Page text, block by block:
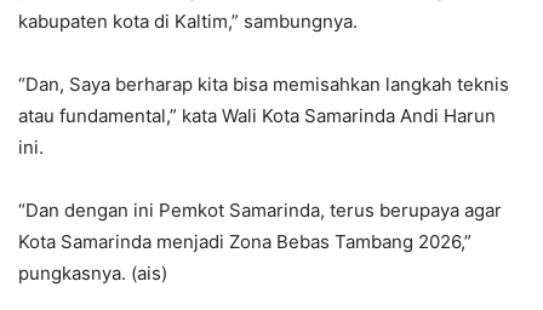
kabupaten kota di Kaltim,” sambungnya.
“Dan, Saya berharap kita bisa memisahkan langkah teknis
atau fundamental,” kata Wali Kota Samarinda Andi Harun
ini.
“Dan dengan ini Pemkot Samarinda, terus berupaya agar
Kota Samarinda menjadi Zona Bebas Tambang 2026,”
pungkasnya. (ais)